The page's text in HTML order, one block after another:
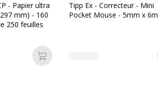
- Papier ultra
mm) - 160
250 feuilles
Ajouter au panier
Tipp Ex - Correcteur - Mini
Pocket Mouse - 5mm x 6m